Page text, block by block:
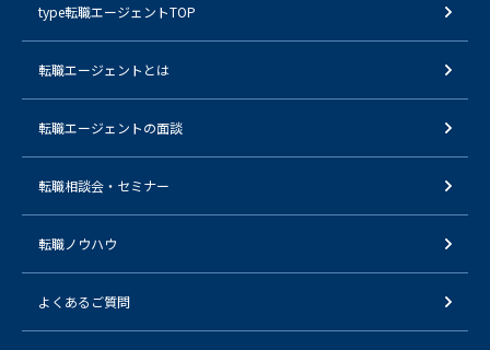
type転職エージェントTOP
転職エージェントとは
転職エージェントの面談
転職相談会・セミナー
転職ノウハウ
よくあるご質問